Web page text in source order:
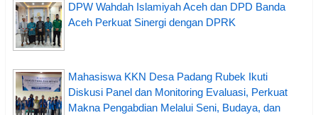
DPW Wahdah Islamiyah Aceh dan DPD Banda
Aceh Perkuat Sinergi dengan DPRK
Mahasiswa KKN Desa Padang Rubek Ikuti
Diskusi Panel dan Monitoring Evaluasi, Perkuat
Makna Pengabdian Melalui Seni, Budaya, dan